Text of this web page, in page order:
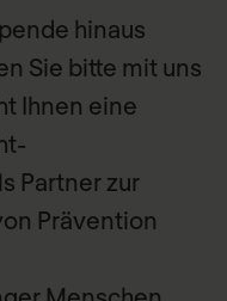
hinaus
Sie bitte mit uns
Ihnen eine
Partner zur
Prävention